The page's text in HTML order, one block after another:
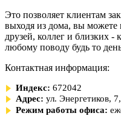
Это позволяет клиентам
выходя из дома, вы можете
друзей, коллег и близких
любому поводу будь то
Контактная информация:
Индекс: 672042
Адрес: ул. Энергетиков,
Режим работы офиса: